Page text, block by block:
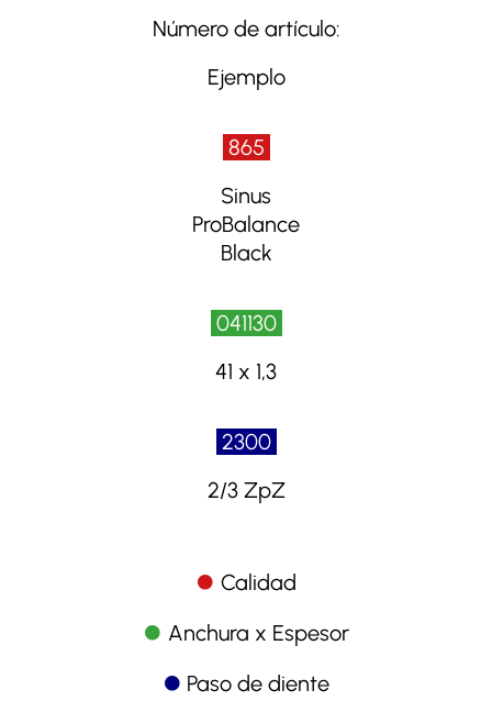
Número de artículo:
Ejemplo
865
Sinus
ProBalance
Black
041130
41 x 1,3
2300
2/3 ZpZ
Calidad
Anchura x Espesor
Paso de diente